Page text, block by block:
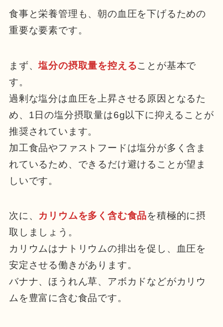
食事と栄養管理も、朝の血圧を下げるための
重要な要素です。
まず、塩分の摂取量を控えることが基本で
す。
過剰な塩分は血圧を上昇させる原因となるた
め、1日の塩分摂取量は6g以下に抑えることが
推奨されています。
加工食品やファストフードは塩分が多く含ま
れているため、できるだけ避けることが望ま
しいです。
次に、 カリウムを多く含む食品を積極的に摂
取しましょう。
カリウムはナトリウムの排出を促し、血圧を
安定させる働きがあります。
バナナ、ほうれん草、アボカドなどがカリウ
ムを豊富に含む食品です。